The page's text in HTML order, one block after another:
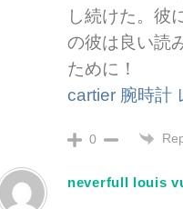
し続けた。彼
の彼は良い読
ために！
cartier 腕時計
0
neverfull louis